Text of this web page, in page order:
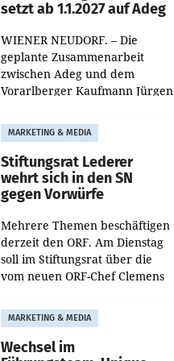
setzt ab 1.1.2027 auf Adeg
WIENER NEUDORF. – Die
geplante Zusammenarbeit
zwischen Adeg und dem
Vorarlberger Kaufmann Jürgen
freigegeben: Die
Bundeswettbewerbsbehörde
und der Bundeskartellanwalt
MARKETING & MEDIA
Stiftungsrat Lederer
wehrt sich in den SN
gegen Vorwürfe
Mehrere Themen beschäftigen
derzeit den ORF. Am Dienstag
soll im Stiftungsrat über die
vom neuen ORF-Chef Clemens
Besetzungen für die
Direktionen abgestimmt
werden.
MARKETING & MEDIA
Wechsel im